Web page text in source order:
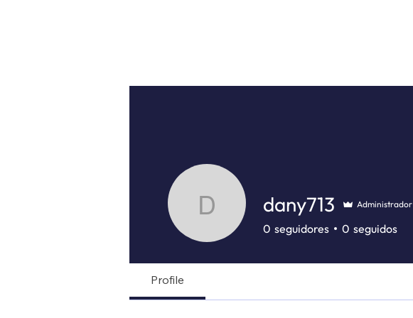
dany713
dany713 Administrador
0 seguidores 0 seguidos
Profile